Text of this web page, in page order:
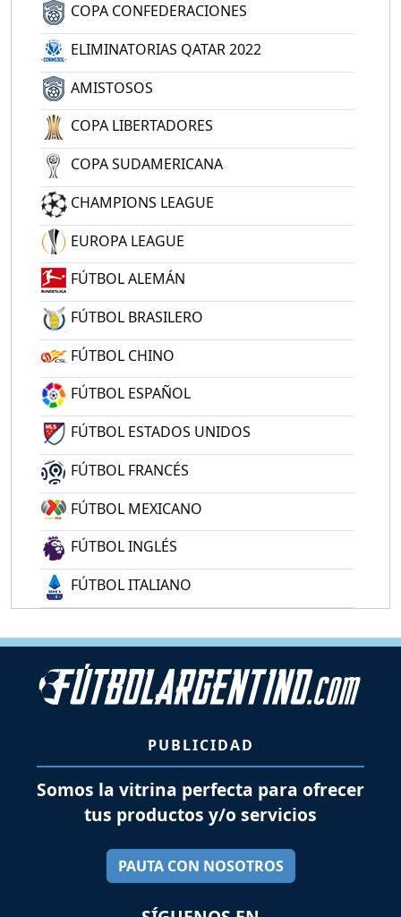
COPA CONFEDERACIONES
ELIMINATORIAS QATAR 2022
AMISTOSOS
COPA LIBERTADORES
COPA SUDAMERICANA
CHAMPIONS LEAGUE
EUROPA LEAGUE
FÚTBOL ALEMÁN
FÚTBOL BRASILERO
FÚTBOL CHINO
FÚTBOL ESPAÑOL
FÚTBOL ESTADOS UNIDOS
FÚTBOL FRANCÉS
FÚTBOL MEXICANO
FÚTBOL INGLÉS
FÚTBOL ITALIANO
PUBLICIDAD
Somos la vitrina perfecta para ofrecer
tus productos y/o servicios
PAUTA CON NOSOTROS